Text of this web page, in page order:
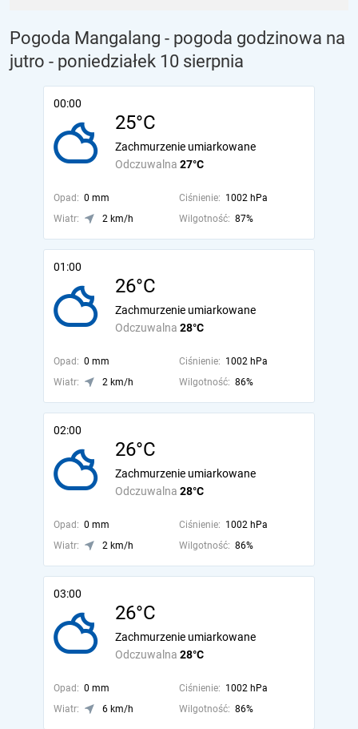
Pogoda Mangalang - pogoda godzinowa na
jutro - poniedziałek 10 sierpnia
00:00
25°C
Odczuwalna 27°C
Zachmurzenie umiarkowane
Opad: 0 mm Ciśnienie: 1002 hPa
Wiatr:
2 km/h Wilgotność: 87%
01:00
26°C
Odczuwalna 28°C
Zachmurzenie umiarkowane
Opad: 0 mm Ciśnienie: 1002 hPa
Wiatr:
2 km/h Wilgotność: 86%
02:00
26°C
Odczuwalna 28°C
Zachmurzenie umiarkowane
Opad: 0 mm Ciśnienie: 1002 hPa
Wiatr:
2 km/h Wilgotność: 86%
03:00
26°C
Odczuwalna 28°C
Zachmurzenie umiarkowane
Opad: 0 mm Ciśnienie: 1002 hPa
Wiatr:
6 km/h Wilgotność: 86%